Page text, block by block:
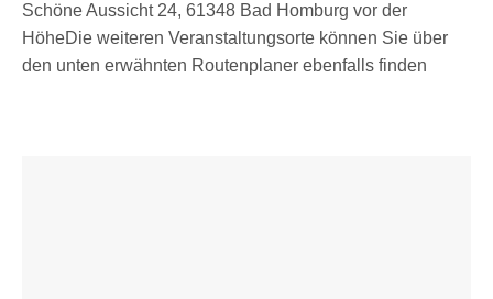
Schöne Aussicht 24, 61348 Bad Homburg vor der
HöheDie weiteren Veranstaltungsorte können Sie über
den unten erwähnten Routenplaner ebenfalls finden